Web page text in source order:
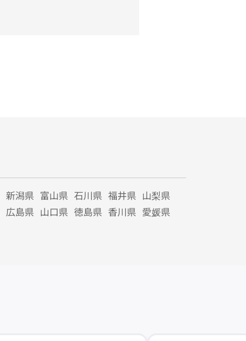
新潟県 富山県 石川県 福井県 山梨県
広島県 山口県 徳島県 香川県 愛媛県